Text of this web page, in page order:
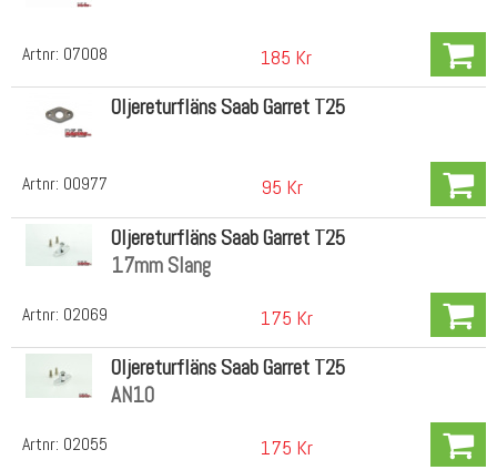
Artnr: 07008 185 Kr
Artnr: 00977
Oljereturfläns Saab Garret T25
95 Kr
Artnr: 02069
Oljereturfläns Saab Garret T25
17mm Slang
175 Kr
Artnr: 02055
Oljereturfläns Saab Garret T25
AN10
175 Kr